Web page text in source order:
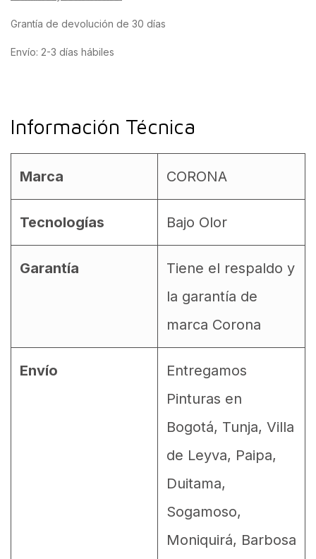
Grantía de devolución de 30 días
Envío: 2-3 días hábiles
Información Técnica
Marca CORONA
Tecnologías Bajo Olor
Garantía
Tiene el respaldo y
la garantía de
marca Corona
Envío
Entregamos
Pinturas en
Bogotá, Tunja, Villa
de Leyva, Paipa,
Duitama,
Sogamoso,
Moniquirá, Barbosa